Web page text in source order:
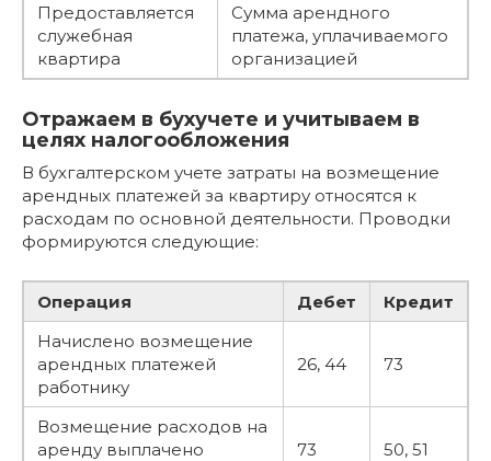
Предоставляется
служебная
квартира
Сумма арендного
платежа, уплачиваемого
организацией
Отражаем в бухучете и учитываем в
целях налогообложения
В бухгалтерском учете затраты на возмещение
арендных платежей за квартиру относятся к
расходам по основной деятельности. Проводки
формируются следующие:
Операция Дебет
Кредит
Начислено возмещение
арендных платежей
работнику
26, 44 73
Возмещение расходов на
аренду выплачено
73 50, 51